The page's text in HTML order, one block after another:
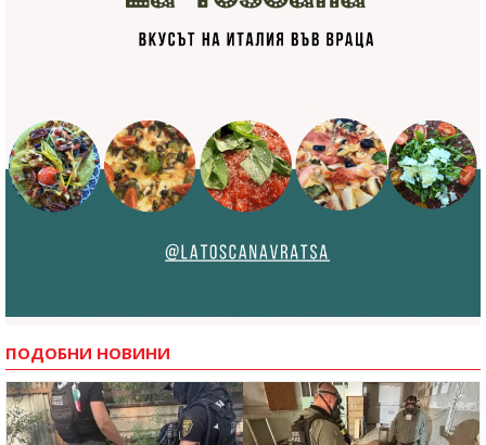
ПОДОБНИ НОВИНИ